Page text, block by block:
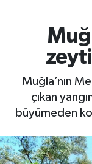
Muğla’nın
çıkan
büyümeden